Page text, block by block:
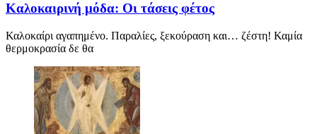
Καλοκαιρινή μόδα: Οι τάσεις φέτος
Καλοκαίρι αγαπημένο. Παραλίες, ξεκούραση και… ζέστη! Καμία
θερμοκρασία δε θα